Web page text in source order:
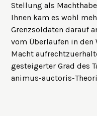
Stellung als
Ihnen kam es wohl
Grenzsoldaten darauf
vom Überlaufen in den
Macht
gesteigerter Grad des
animus-auctoris-